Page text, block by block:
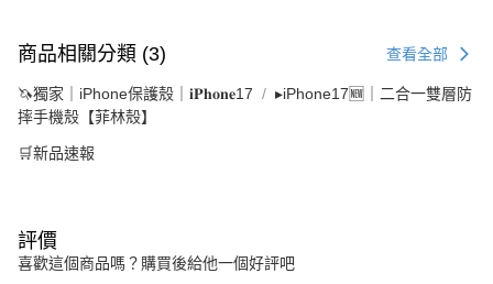
商品相關分類 (3) 查看全部
🦄獨家｜iPhone保護殼｜𝐢𝐏𝐡𝐨𝐧𝐞17
▸iPhone17🆕｜二合一雙層防
摔手機殼【菲林殼】
🛒新品速報
評價
喜歡這個商品嗎？購買後給他一個好評吧